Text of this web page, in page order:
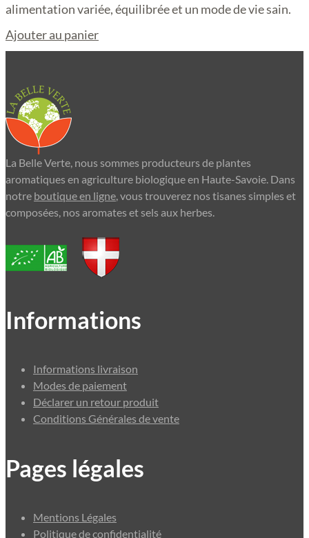
alimentation variée, équilibrée et un mode de vie sain.
Ajouter au panier
La Belle Verte, nous sommes producteurs de plantes
aromatiques en agriculture biologique en Haute-Savoie. Dans
notre boutique en ligne, vous trouverez nos tisanes simples et
composées, nos aromates et sels aux herbes.
Informations
Informations livraison
Modes de paiement
Déclarer un retour produit
Conditions Générales de vente
Pages légales
Mentions Légales
Politique de confidentialité